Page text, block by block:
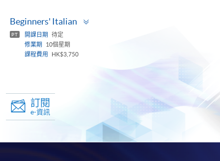
Beginners' Italian
PT 開課日期
待定
修業期
10個星期
課程費用
HK$3,750
訂閱
e-資訊